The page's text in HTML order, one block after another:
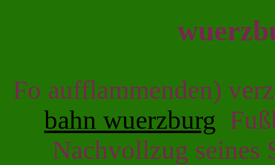
Fo aufflammenden)
bahn wuerzburg
Nachvollzug seines